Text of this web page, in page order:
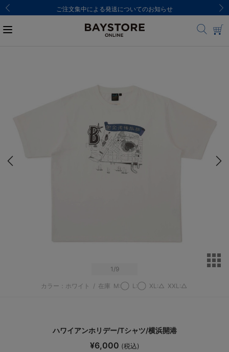
ご注文集中による発送についてのお知らせ
1 /9
カラー：ホワイト / 在庫 M:◯ L:◯ XL:△ XXL:△
ハワイアンホリデー/Tシャツ/横浜開港
¥6,000 (税込)